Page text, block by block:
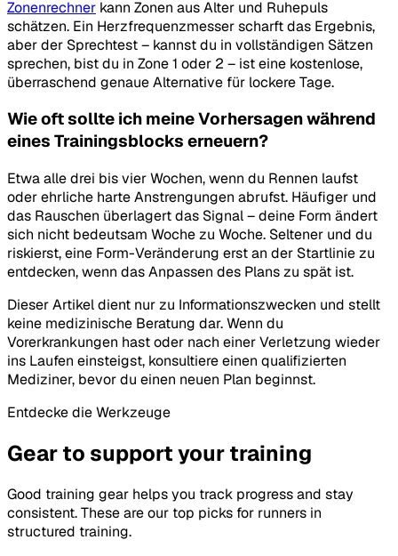
Zonenrechner kann Zonen aus Alter und Ruhepuls
schätzen. Ein Herzfrequenzmesser scharft das Ergebnis,
aber der Sprechtest – kannst du in vollständigen Sätzen
sprechen, bist du in Zone 1 oder 2 – ist eine kostenlose,
überraschend genaue Alternative für lockere Tage.
Wie oft sollte ich meine Vorhersagen während
eines Trainingsblocks erneuern?
Etwa alle drei bis vier Wochen, wenn du Rennen laufst
oder ehrliche harte Anstrengungen abrufst. Häufiger und
das Rauschen überlagert das Signal – deine Form ändert
sich nicht bedeutsam Woche zu Woche. Seltener und du
riskierst, eine Form-Veränderung erst an der Startlinie zu
entdecken, wenn das Anpassen des Plans zu spät ist.
Dieser Artikel dient nur zu Informationszwecken und stellt
keine medizinische Beratung dar. Wenn du
Vorerkrankungen hast oder nach einer Verletzung wieder
ins Laufen einsteigst, konsultiere einen qualifizierten
Mediziner, bevor du einen neuen Plan beginnst.
Entdecke die Werkzeuge
Gear to support your training
Good training gear helps you track progress and stay
consistent. These are our top picks for runners in
structured training.